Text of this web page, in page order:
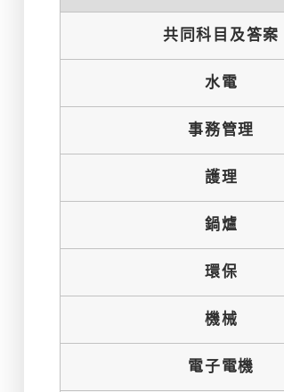
共同科目及答案
水電
事務管理
護理
鍋爐
環保
機械
電子電機